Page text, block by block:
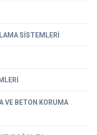
SİSTEMLERİ
VE BETON KORUMA